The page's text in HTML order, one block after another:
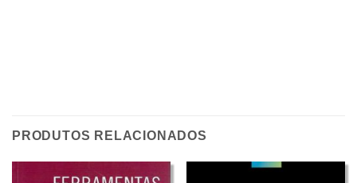
PRODUTOS RELACIONADOS